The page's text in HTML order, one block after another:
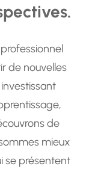
de nouvelles
de
mieux
se présentent